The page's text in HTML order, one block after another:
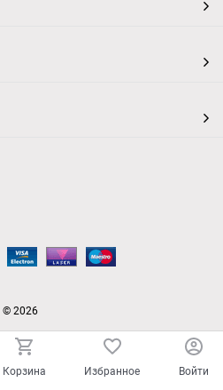
© 2026
Корзина Избранное Войти